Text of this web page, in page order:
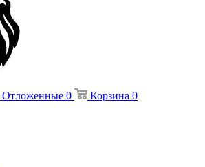
Отложенные 0 Корзина 0